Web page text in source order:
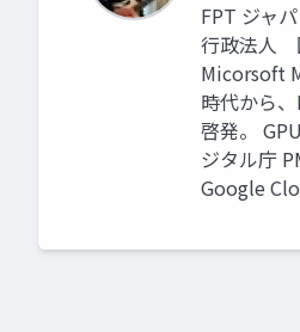
FPT ジャ
行政法人
Micorsoft
時代から
啓発。
ジタル庁
Google